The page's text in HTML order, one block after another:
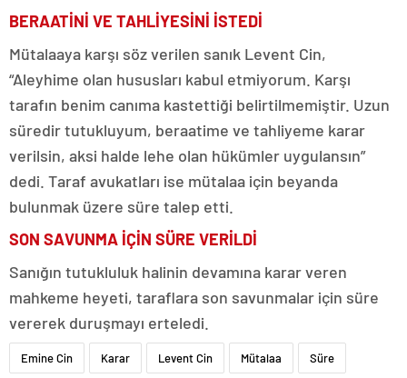
BERAATİNİ VE TAHLİYESİNİ İSTEDİ
Mütalaaya karşı söz verilen sanık Levent Cin,
“Aleyhime olan hususları kabul etmiyorum. Karşı
tarafın benim canıma kastettiği belirtilmemiştir. Uzun
süredir tutukluyum, beraatime ve tahliyeme karar
verilsin, aksi halde lehe olan hükümler uygulansın”
dedi. Taraf avukatları ise mütalaa için beyanda
bulunmak üzere süre talep etti.
SON SAVUNMA İÇİN SÜRE VERİLDİ
Sanığın tutukluluk halinin devamına karar veren
mahkeme heyeti, taraflara son savunmalar için süre
vererek duruşmayı erteledi.
Emine Cin Karar Levent Cin Mütalaa Süre